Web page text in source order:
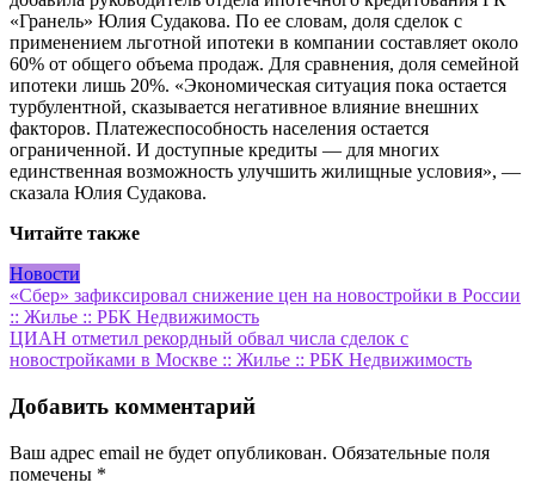
«Гранель» Юлия Судакова. По ее словам, доля сделок с
применением льготной ипотеки в компании составляет около
60% от общего объема продаж. Для сравнения, доля семейной
ипотеки лишь 20%. «Экономическая ситуация пока остается
турбулентной, сказывается негативное влияние внешних
факторов. Платежеспособность населения остается
ограниченной. И доступные кредиты — для многих
единственная возможность улучшить жилищные условия», —
сказала Юлия Судакова.
Читайте также
Новости
Навигация
по
записям
«Сбер» зафиксировал снижение цен на новостройки в России
:: Жилье :: РБК Недвижимость
ЦИАН отметил рекордный обвал числа сделок с
новостройками в Москве :: Жилье :: РБК Недвижимость
Добавить комментарий
Ваш адрес email не будет опубликован. Обязательные поля
помечены *